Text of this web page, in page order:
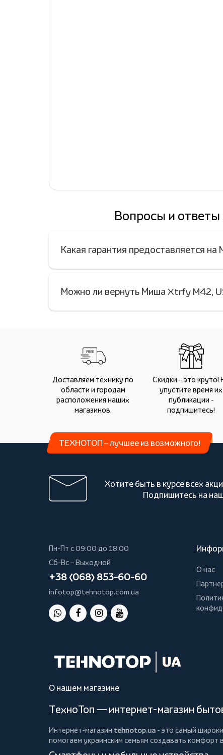
Вопросы и
Какая гарантия предоставляется
Можно ли вернуть Миша Xtrfy M42,
Доставляем технику по
области и городам
расположения наших
магазинов.
Скидки – это круто!
упустите время их
публикации -
подпишитесь!
ТЕХНОТОП – лучшее из возможного!
Хотите быть в курсе всех
Подпишитесь на
Пн-Пт с 09:00 до 18:00
Сб-Вс – Выходной
+38 (068) 853-60-60
infotop@tehnotop.com.ua
О нас
О нашем магазине
ТехноТоп — интернет-магазин
Интернет-магазин tehnotop.ua - это самый
помогаем украинским семьям создавать комфорт